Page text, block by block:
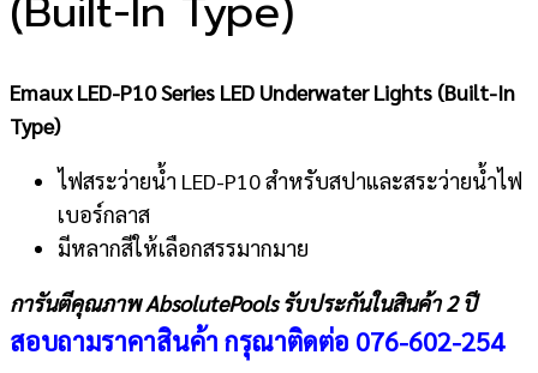
Emaux LED-P10 Series LED Underwater Lights (Built-In
Type)
ไฟสระว่ายน้ำ LED-P10 สำหรับสปาและสระว่ายน้ำไฟ
เบอร์กลาส
มีหลากสีให้เลือกสรรมากมาย
การันตีคุณภาพ AbsolutePools รับประกันในสินค้า 2 ปี
สอบถามราคาสินค้า กรุณาติดต่อ 076-602-254